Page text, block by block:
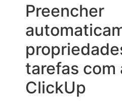
Preencher
tarefas com
ClickUp